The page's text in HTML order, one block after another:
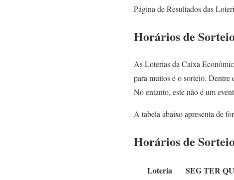
Página de Resultados das
Horários de
As Loterias da Caixa
para muitos é o sorteio. Dentre
No entanto, este não é um
A tabela abaixo apresenta de
Horários de
Loteria SEGTER